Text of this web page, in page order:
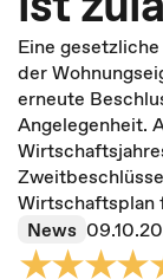
Eine
der
erneute
Angelegenheit.
Wirtschaftsplan
News